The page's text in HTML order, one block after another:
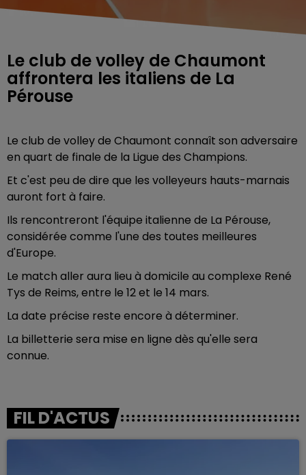
Le club de volley de Chaumont
affrontera les italiens de La
Pérouse
Le club de volley de Chaumont connaît son adversaire
en quart de finale de la Ligue des Champions.
Et c'est peu de dire que les volleyeurs hauts-marnais
auront fort à faire.
Ils rencontreront l'équipe italienne de La Pérouse,
considérée comme l'une des toutes meilleures
d'Europe.
Le match aller aura lieu à domicile au complexe René
Tys de Reims, entre le 12 et le 14 mars.
La date précise reste encore à déterminer.
La billetterie sera mise en ligne dès qu'elle sera
connue.
FIL D'ACTUS